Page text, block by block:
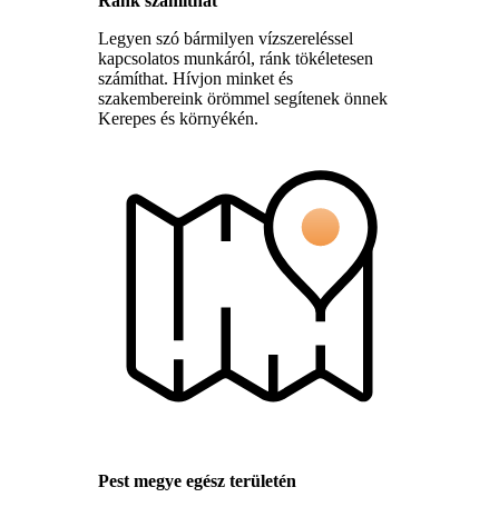
Legyen szó bármilyen vízszereléssel
kapcsolatos munkáról, ránk tökéletesen
számíthat. Hívjon minket és
szakembereink örömmel segítenek önnek
Kerepes és környékén.
Pest megye egész területén